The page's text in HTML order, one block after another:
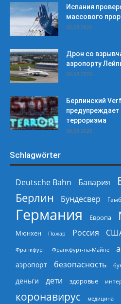
Испания
массового
06.08.2026
Дрон со
аэропорту
06.08.2026
Берлинский
предупреждает
терроризма
06.08.2026
Schlagwörter
Deutsche Bahn Бавария
Берлин
Бундесвер
Германия Европа
Мюнхен Пожар Россия
Франкфурт Франкфурт-на-Майне
аэропорт безопасность
деньги дети здоровье
коронавирус медицина